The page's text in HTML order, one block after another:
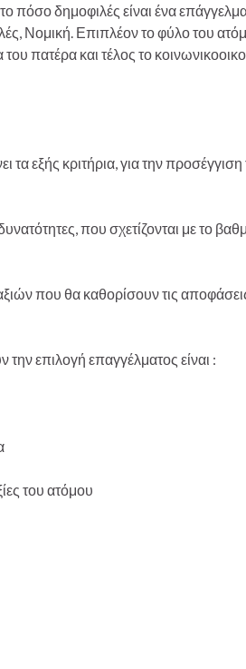
πόσο δημοφιλές είναι ένα
Νομική. Επιπλέον το φύλο του
πατέρα και τέλος το
τα εξής κριτήρια, για την
που σχετίζονται με το
που θα καθορίσουν τις
επιλογή επαγγέλματος είναι :
του ατόμου